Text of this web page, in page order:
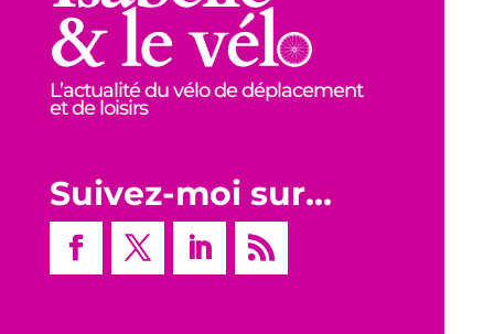
L’actualité du vélo de déplacement
et de loisirs
Suivez-moi sur…